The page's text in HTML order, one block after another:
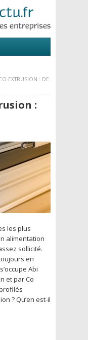
EXTRUSION : DE
:
les plus
alimentation
sollicité.
en
Abi
et par Co
? Qu’en est-il